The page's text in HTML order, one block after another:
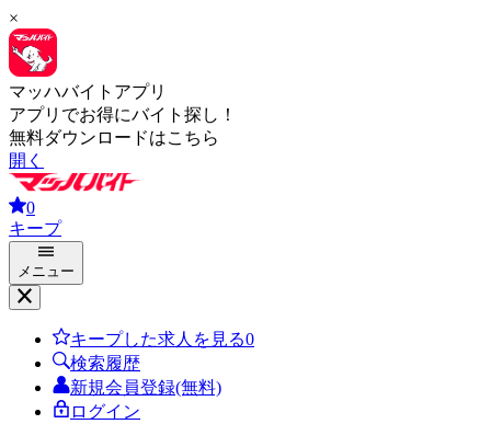
×
マッハバイトアプリ
アプリでお得にバイト探し！
無料ダウンロードはこちら
開く
0
キープ
メニュー
キープした求人を見る0
検索履歴
新規会員登録(無料)
ログイン